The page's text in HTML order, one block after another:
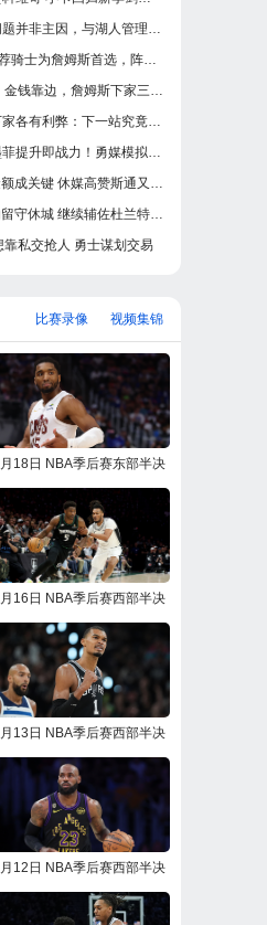
人管理层多年隔阂才是真正导火索
选，阵容完美适配，家乡情怀加分
，詹姆斯下家三强浮出水面
利弊：下一站究竟是何处？
战力！勇媒模拟5换1出3首轮
键 休媒高赞斯通又一妙手
休城 继续辅佐杜兰特冲冠
私交抢人 勇士谋划交易
视频集锦
比赛录像
18日 NBA季后赛东部半决
16日 NBA季后赛西部半决
放
13日 NBA季后赛西部半决
放
12日 NBA季后赛西部半决